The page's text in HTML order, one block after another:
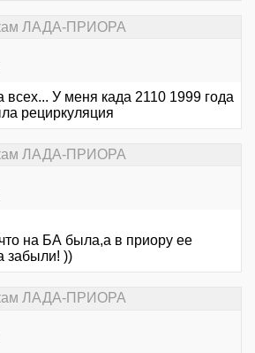
ЛАДА-ПРИОРА
всех... У меня када 2110 1999 года
рециркуляция
ЛАДА-ПРИОРА
на БА была,а в приору ее
забыли! ))
ЛАДА-ПРИОРА